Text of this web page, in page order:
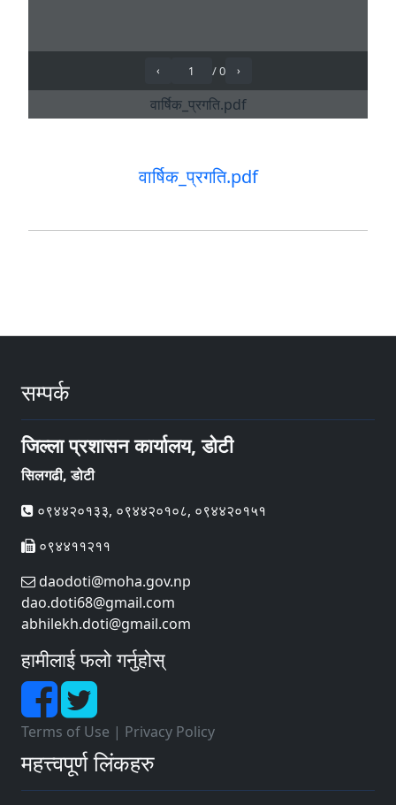
वार्षिक_प्रगति.pdf
सम्पर्क
जिल्ला प्रशासन कार्यालय, डोटी
सिलगढी, डोटी
०९४४२०१३३, ०९४४२०१०८, ०९४४२०१५१
०९४४११२११
daodoti@moha.gov.np
dao.doti68@gmail.com
abhilekh.doti@gmail.com
हामीलाई फलो गर्नुहोस्
Terms of Use | Privacy Policy
महत्त्वपूर्ण लिंकहरु